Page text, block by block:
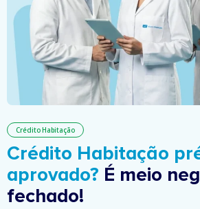
Crédito Habitação
Crédito Habitação
aprovado? É meio
fechado!